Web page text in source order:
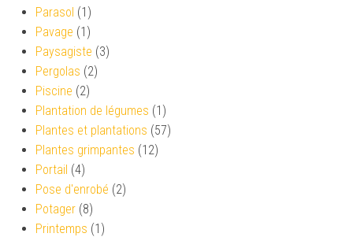
Parasol (1)
Pavage (1)
Paysagiste (3)
Pergolas (2)
Piscine (2)
Plantation de légumes (1)
Plantes et plantations (57)
Plantes grimpantes (12)
Portail (4)
Pose d'enrobé (2)
Potager (8)
Printemps (1)